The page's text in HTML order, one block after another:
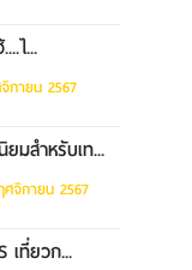
ไ...
ายน 2567
มสำหรับเท...
จิกายน 2567
เที่ยวก...